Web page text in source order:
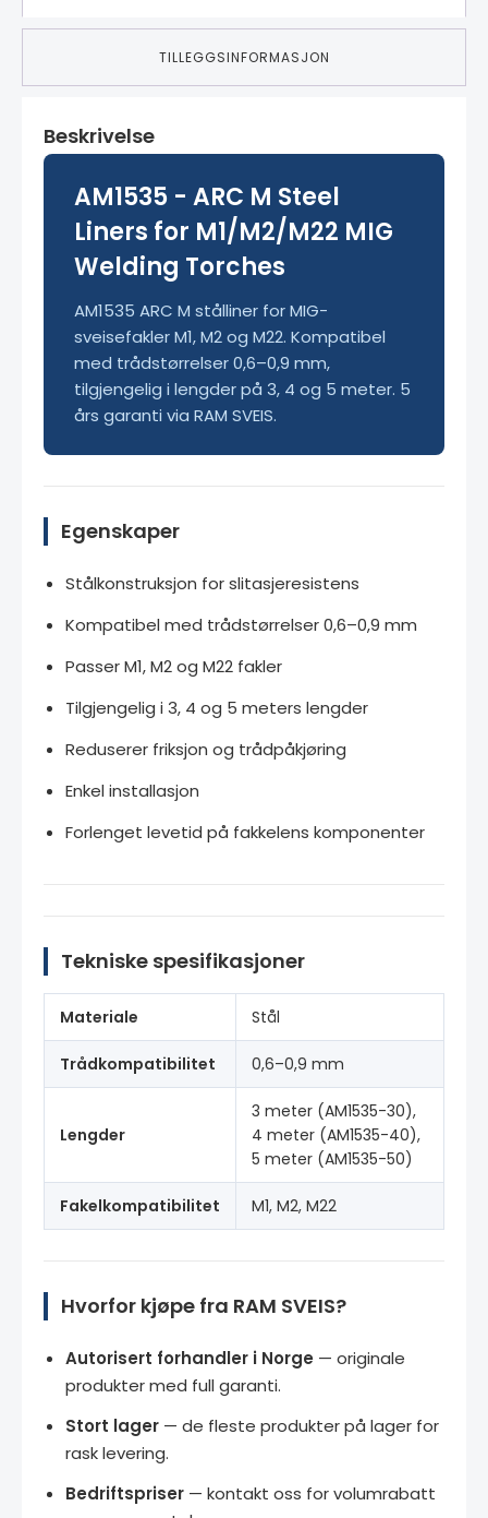
TILLEGGSINFORMASJON
Beskrivelse
AM1535 - ARC M Steel
Liners for M1/M2/M22 MIG
Welding Torches
AM1535 ARC M stålliner for MIG-
sveisefakler M1, M2 og M22. Kompatibel
med trådstørrelser 0,6–0,9 mm,
tilgjengelig i lengder på 3, 4 og 5 meter. 5
års garanti via RAM SVEIS.
Egenskaper
Stålkonstruksjon for slitasjeresistens
Kompatibel med trådstørrelser 0,6–0,9 mm
Passer M1, M2 og M22 fakler
Tilgjengelig i 3, 4 og 5 meters lengder
Reduserer friksjon og trådpåkjøring
Enkel installasjon
Forlenget levetid på fakkelens komponenter
Tekniske spesifikasjoner
Materiale Stål
Trådkompatibilitet 0,6–0,9 mm
Lengder
3 meter (AM1535-30),
4 meter (AM1535-40),
5 meter (AM1535-50)
Fakelkompatibilitet M1, M2, M22
Hvorfor kjøpe fra RAM SVEIS?
Autorisert forhandler i Norge — originale
produkter med full garanti.
Stort lager — de fleste produkter på lager for
rask levering.
Bedriftspriser — kontakt oss for volumrabatt